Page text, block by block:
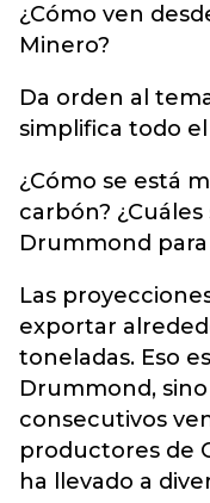
¿Cómo ven
Minero?
Da orden al
simplifica todo
¿Cómo se está
carbón?
Drummond
Las
exportar
toneladas. Eso
Drummond,
consecutivos
productores de
ha llevado a